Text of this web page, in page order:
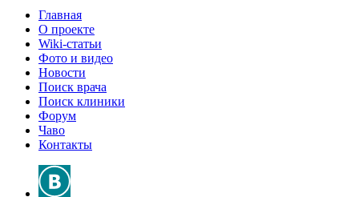
Главная
О проекте
Wiki-статьи
Фото и видео
Новости
Поиск врача
Поиск клиники
Форум
Чаво
Контакты